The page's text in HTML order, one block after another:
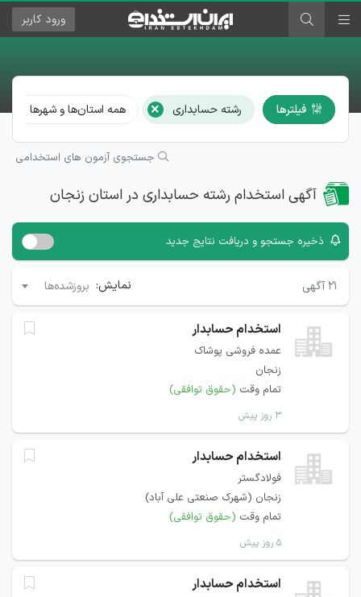
ورود کاربر
فیلترها رشته حسابداری × همه استان‌ها و شهرها
جستجوی آزمون های استخدامی
آگهی استخدام رشته حسابداری در استان زنجان
ذخیره جستجو و دریافت نتایج جدید
۲۱ آگهی نمایش: بروزشده‌ها
استخدام حسابدار
عمده فروشی پوشاک
زنجان
تمام وقت (حقوق توافقی)
۳ روز پیش
استخدام حسابدار
فولادگستر
زنجان (شهرک صنعتی علی آباد)
تمام وقت (حقوق توافقی)
۵ روز پیش
استخدام حسابدار